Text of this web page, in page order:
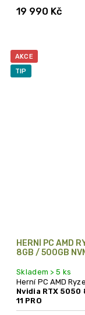
19 990 Kč
AKCE
TIP
HERNÍ PC AMD
8GB / 500GB
Skladem > 5 ks
Herní PC AMD
Nvidia RTX 5050
11 PRO